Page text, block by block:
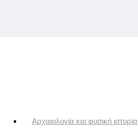
Αρχαιολογία και φυσική ιστορία